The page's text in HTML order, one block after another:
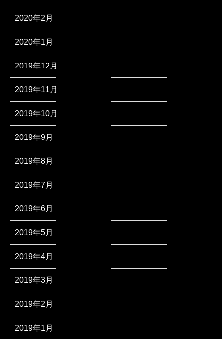
2020年2月
2020年1月
2019年12月
2019年11月
2019年10月
2019年9月
2019年8月
2019年7月
2019年6月
2019年5月
2019年4月
2019年3月
2019年2月
2019年1月